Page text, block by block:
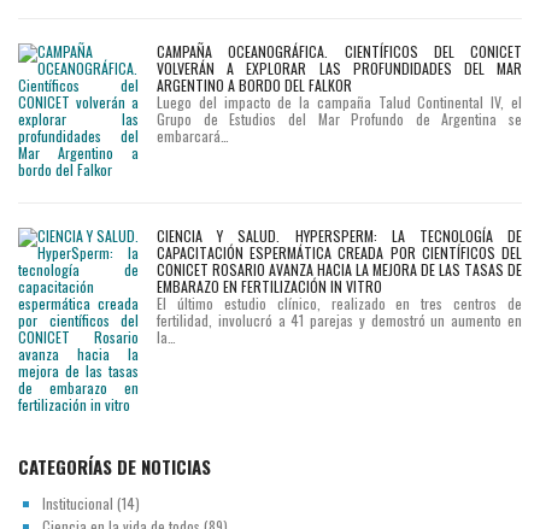
CAMPAÑA OCEANOGRÁFICA. CIENTÍFICOS DEL CONICET
VOLVERÁN A EXPLORAR LAS PROFUNDIDADES DEL MAR
ARGENTINO A BORDO DEL FALKOR
Luego del impacto de la campaña Talud Continental IV, el
Grupo de Estudios del Mar Profundo de Argentina se
embarcará…
CIENCIA Y SALUD. HYPERSPERM: LA TECNOLOGÍA DE
CAPACITACIÓN ESPERMÁTICA CREADA POR CIENTÍFICOS DEL
CONICET ROSARIO AVANZA HACIA LA MEJORA DE LAS TASAS DE
EMBARAZO EN FERTILIZACIÓN IN VITRO
El último estudio clínico, realizado en tres centros de
fertilidad, involucró a 41 parejas y demostró un aumento en
la…
CATEGORÍAS DE NOTICIAS
Institucional (14)